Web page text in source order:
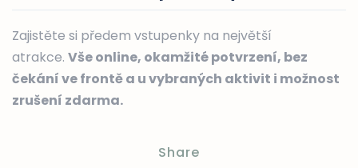
Zajistěte si předem vstupenky na největší
atrakce. Vše online, okamžité potvrzení, bez
čekání ve frontě a u vybraných aktivit i možnost
zrušení zdarma.
Share